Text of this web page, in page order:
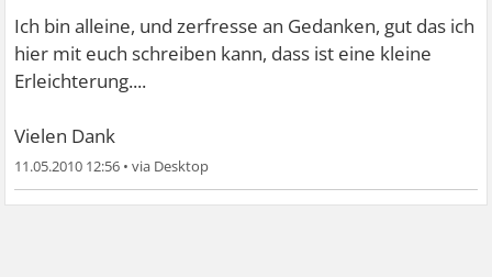
Ich bin alleine, und zerfresse an Gedanken, gut das ich
hier mit euch schreiben kann, dass ist eine kleine
Erleichterung....
Vielen Dank
11.05.2010 12:56 •